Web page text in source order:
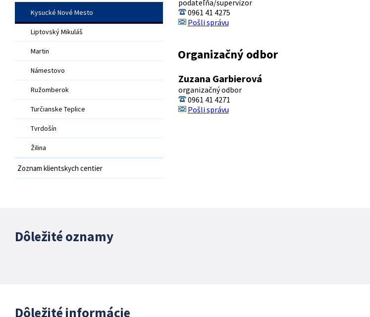
Kysucké Nové Mesto
Liptovský Mikuláš
Martin
Námestovo
Ružomberok
Turčianske Teplice
Tvrdošín
Žilina
Zoznam klientskych centier
podateľňa/supervízor
0961 41 4275
Pošli správu
Organizačný odbor
Zuzana Garbierová
organizačný odbor
0961 41 4271
Pošli správu
Dôležité oznamy
Dôležité informácie